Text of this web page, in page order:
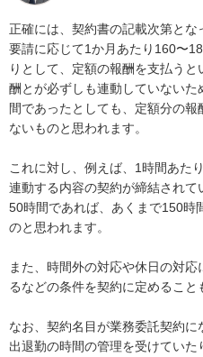
正確には、契約書の記載次第と
要請に応じて1か月あたり160〜
りとして、定額の報酬を支払う
酬とが必ずしも連動していない
間であったとしても、定額分の
ないものと思われます。
これに対し、例えば、1時間あた
連動する内容の契約が締結され
50時間であれば、あくまで150時
のと思われます。
また、時間外の対応や休日の対
るなどの条件を契約に定めること
なお、契約名目が業務委託契約に
出退勤の時間の管理を受けてい